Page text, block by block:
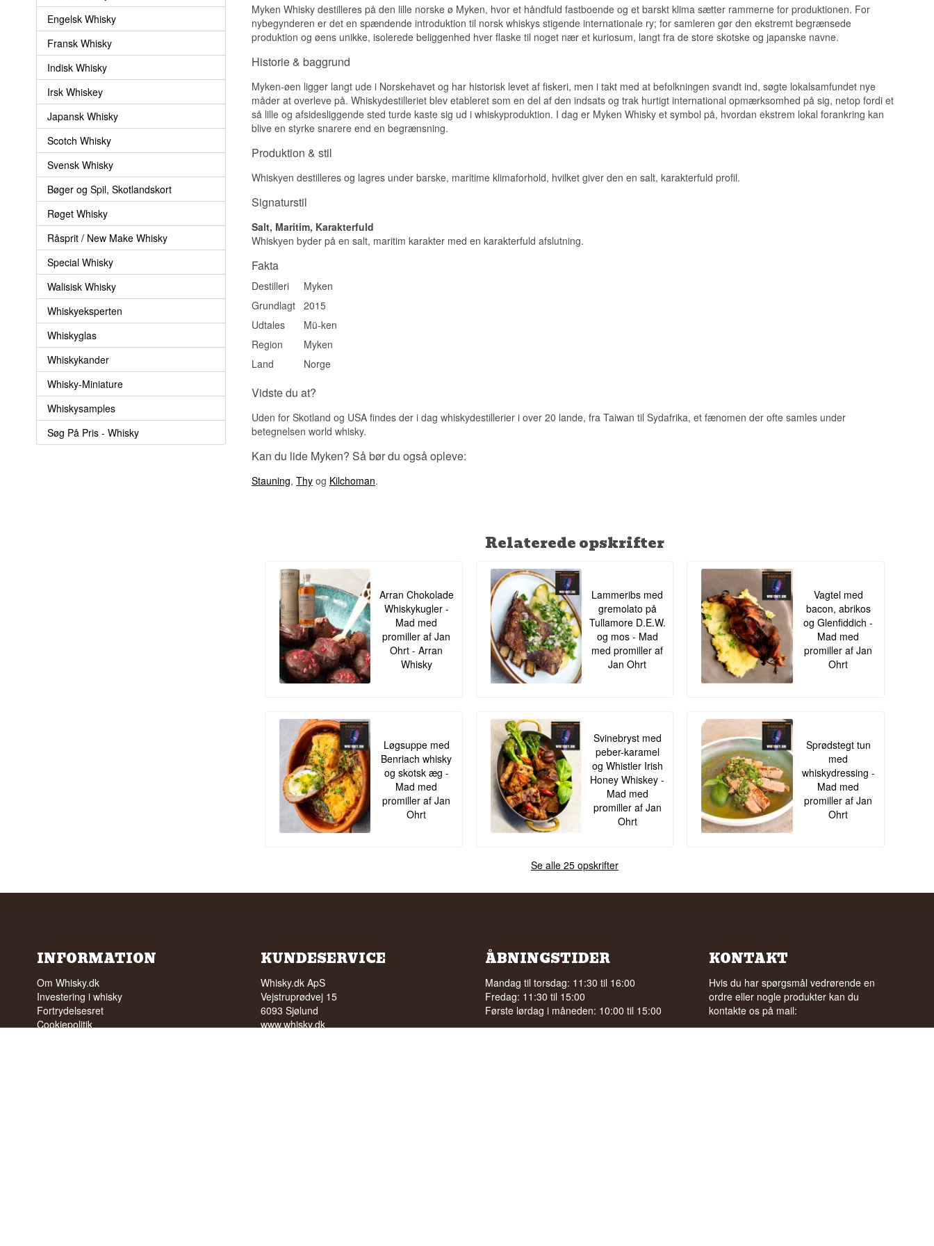
Engelsk Whisky
Fransk Whisky
Indisk Whisky
Irsk Whiskey
Japansk Whisky
Scotch Whisky
Svensk Whisky
Bøger og Spil, Skotlandskort
Røget Whisky
Råsprit / New Make Whisky
Special Whisky
Walisisk Whisky
Whiskyeksperten
Whiskyglas
Whiskykander
Whisky-Miniature
Whiskysamples
Søg På Pris - Whisky
Næse
Duften byder på honning, hav og et strejf krydderi.
Eftersmag
Eftersmagen er medium til lang, salt og krydret.
Destilleri:Myken
Edition: 2020
Myken Whisky destilleres på den lille norske ø Myken, hvor et håndfuld fastboende og et barskt klima sætter rammerne for produktionen. For
nybegynderen er det en spændende introduktion til norsk whiskys stigende internationale ry; for samleren gør den ekstremt begrænsede
produktion og øens unikke, isolerede beliggenhed hver flaske til noget nær et kuriosum, langt fra de store skotske og japanske navne.
Historie & baggrund
Myken-øen ligger langt ude i Norskehavet og har historisk levet af fiskeri, men i takt med at befolkningen svandt ind, søgte lokalsamfundet nye
måder at overleve på. Whiskydestilleriet blev etableret som en del af den indsats og trak hurtigt international opmærksomhed på sig, netop fordi et
så lille og afsidesliggende sted turde kaste sig ud i whiskyproduktion. I dag er Myken Whisky et symbol på, hvordan ekstrem lokal forankring kan
blive en styrke snarere end en begrænsning.
Produktion & stil
Whiskyen destilleres og lagres under barske, maritime klimaforhold, hvilket giver den en salt, karakterfuld profil.
Signaturstil
Salt, Maritim, Karakterfuld
Whiskyen byder på en salt, maritim karakter med en karakterfuld afslutning.
Fakta
Destilleri
Myken
Grundlagt 2015
Udtales
Mü-ken
Region
Myken
Land
Norge
Vidste du at?
Uden for Skotland og USA findes der i dag whiskydestillerier i over 20 lande, fra Taiwan til Sydafrika, et fænomen der ofte samles under
betegnelsen world whisky.
Kan du lide Myken? Så bør du også opleve:
Stauning, Thy og Kilchoman.
Relaterede opskrifter
Arran Chokolade
Whiskykugler -
Mad med
promiller af Jan
Ohrt - Arran
Whisky
Lammeribs med
gremolato på
Tullamore D.E.W.
og mos - Mad
med promiller af
Jan Ohrt
Vagtel med
bacon, abrikos
og Glenfiddich -
Mad med
promiller af Jan
Ohrt
Løgsuppe med
Benriach whisky
og skotsk æg -
Mad med
promiller af Jan
Ohrt
Svinebryst med
peber-karamel
og Whistler Irish
Honey Whiskey -
Mad med
promiller af Jan
Ohrt
Sprødstegt tun
med
whiskydressing -
Mad med
promiller af Jan
Ohrt
Se alle 25 opskrifter
INFORMATION
Om Whisky.dk
Investering i whisky
Fortrydelsesret
Cookiepolitik
KUNDESERVICE
Whisky.dk ApS
Vejstruprødvej 15
6093 Sjølund
www.whisky.dk
ÅBNINGSTIDER
Mandag til torsdag: 11:30 til 16:00
Fredag: 11:30 til 15:00
Første lørdag i måneden: 10:00 til 15:00
KONTAKT
Hvis du har spørgsmål vedrørende en
ordre eller nogle produkter kan du
kontakte os på mail:
ordre@whisky.dk